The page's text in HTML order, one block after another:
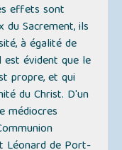
effets sont
du Sacrement, ils
à égalité de
évident que le
propre, et qui
du Christ. D'un
médiocres